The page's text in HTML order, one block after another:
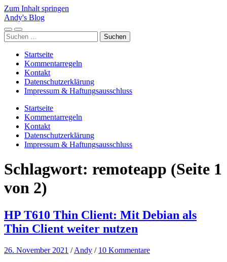
Zum Inhalt springen
Andy's Blog
Mobile-
Menü
Suchfeld
ein-/ausblenden
Suchen
nach:
Startseite
Kommentarregeln
Kontakt
Datenschutzerklärung
Impressum & Haftungsausschluss
Startseite
Kommentarregeln
Kontakt
Datenschutzerklärung
Impressum & Haftungsausschluss
Schlagwort: remoteapp (Seite 1
von 2)
HP T610 Thin Client: Mit Debian als
Thin Client weiter nutzen
26. November 2021 /Andy / 10 Kommentare